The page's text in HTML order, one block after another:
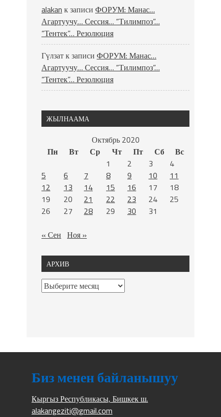
alakan к записи ФОРУМ: Манас…
Агартуучу… Сессия… “Тилимпоз”…
“Тентек”… Резолюция
Гүлзатк записи ФОРУМ: Манас…
Агартуучу… Сессия… “Тилимпоз”…
“Тентек”… Резолюция
ЖЫЛНААМА
Октябрь 2020
Пн
Вт Ср Чт Пт Сб
Вс
1
2 3
4
5
6 7 8 9 10
11
12
13 14 15 16 17
18
19
20 21 22 23 24
25
26
27 28 29 30
31
« Сен Ноя »
АРХИВ
Биз менен байланышуу
Кыргыз Республикасы, Бишкек ш.
alakangeziti@gmail.com